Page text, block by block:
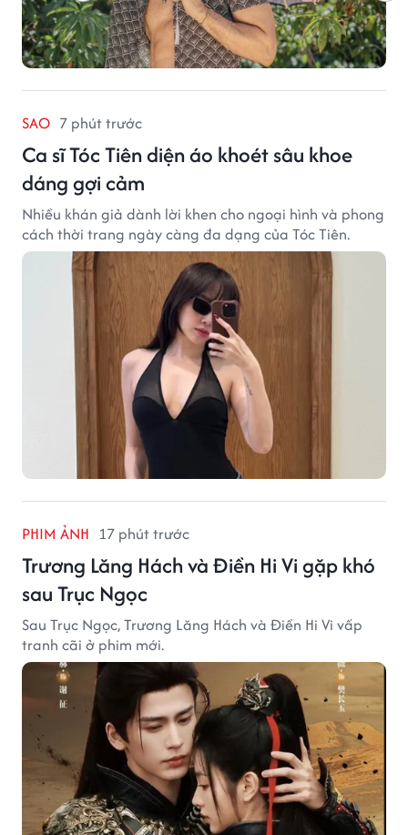
SAO 7 phút trước
Ca sĩ Tóc Tiên diện áo khoét sâu khoe
dáng gợi cảm
Nhiều khán giả dành lời khen cho ngoại hình và phong
cách thời trang ngày càng đa dạng của Tóc Tiên.
PHIM ẢNH 17 phút trước
Trương Lăng Hách và Điền Hi Vi gặp khó
sau Trục Ngọc
Sau Trục Ngọc, Trương Lăng Hách và Điền Hi Vi vấp
tranh cãi ở phim mới.